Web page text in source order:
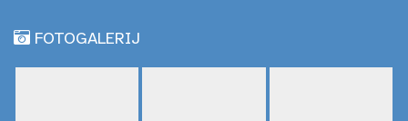
FOTOGALERIJ